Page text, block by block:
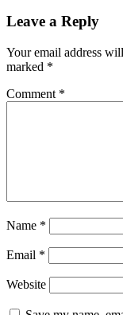
Leave a Reply
Your email address
marked *
Comment *
Name *
Email *
Website